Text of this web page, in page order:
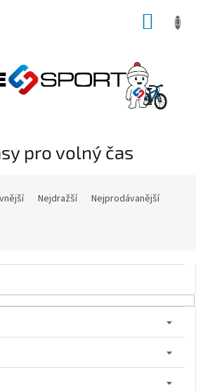
pro volný čas
Nejdražší
Nejprodávanější